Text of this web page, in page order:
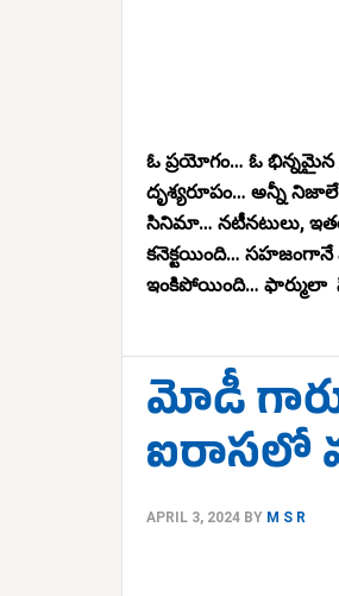
ఓ ప్రయోగం… ఓ భిన్నమైన
దృశ్యరూపం… అన్నీ
సినిమా… నటీనటులు,
కనెక్టయింది… సహజంగానే
ఇంకిపోయింది… ఫార్ములా
మోడీ
ఐరాసలో
APRIL 3, 2024 BY M S R